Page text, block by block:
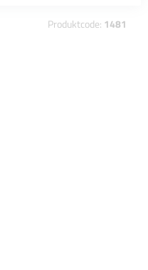
Produktcode: 1481